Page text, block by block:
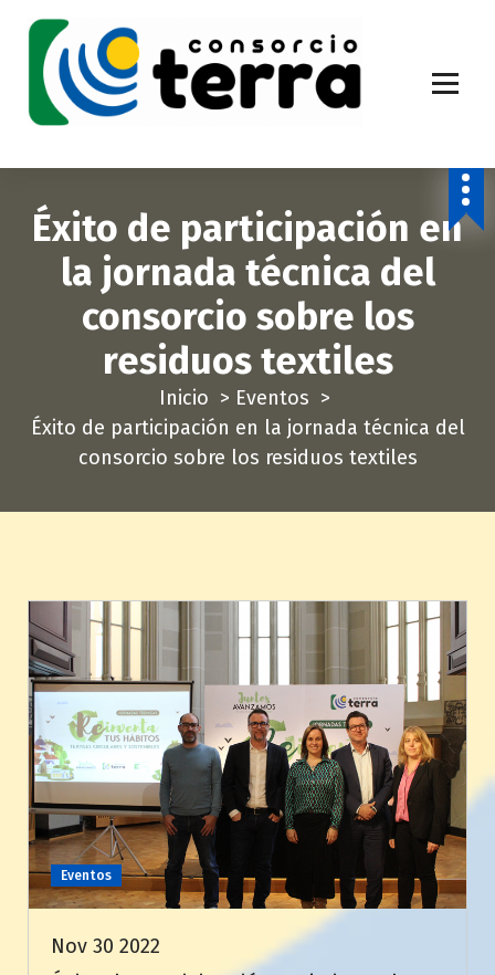
r
Éxito de participación en
la jornada técnica del
consorcio sobre los
residuos textiles
Inicio > Eventos >
Éxito de participación en la jornada técnica del
consorcio sobre los residuos textiles
Eventos
Nov 30 2022